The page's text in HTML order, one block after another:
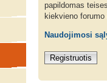
papildomas
kiekvieno
Naudojimosi
Registruotis